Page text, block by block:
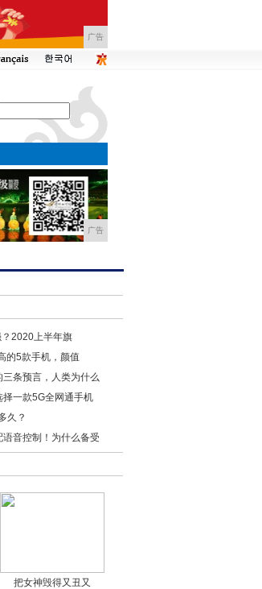
广告
广告
2020上半年旗
的5款手机，颜值
条预言，人类为什么
一款5G全网通手机
久？
音控制！为什么备受
把女神毁得又丑又